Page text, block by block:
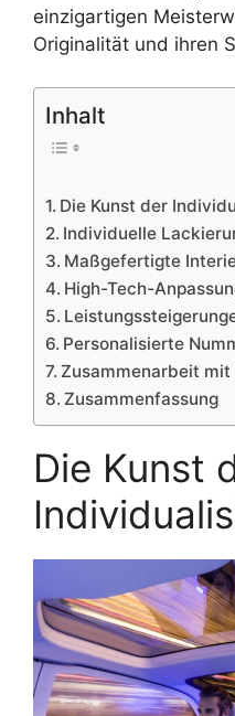
einzigartigen
Originalität und ihren
Inhalt
Die Kunst der
Individuelle
Maßgefertigte
High-Tech-
Personalisierte
Zusammenarbeit mit
Zusammenfassung
Die Kunst